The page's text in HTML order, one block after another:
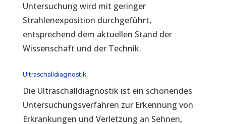
Untersuchung wird mit geringer
Strahlenexposition durchgeführt,
entsprechend dem aktuellen Stand der
Wissenschaft und der Technik.
Ultraschalldiagnostik
Die Ultraschalldiagnostik ist ein schonendes
Untersuchungsverfahren zur Erkennung von
Erkrankungen und Verletzung an Sehnen,